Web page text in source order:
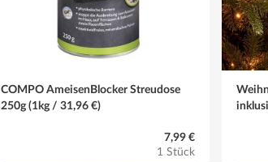
COMPO AmeisenBlocker Streudose
250g (1kg / 31,96 €)
7,99 €
1 Stück